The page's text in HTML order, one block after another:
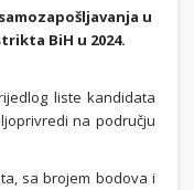
u
BiH u 2024.
liste kandidata
na području
sa brojem bodova i